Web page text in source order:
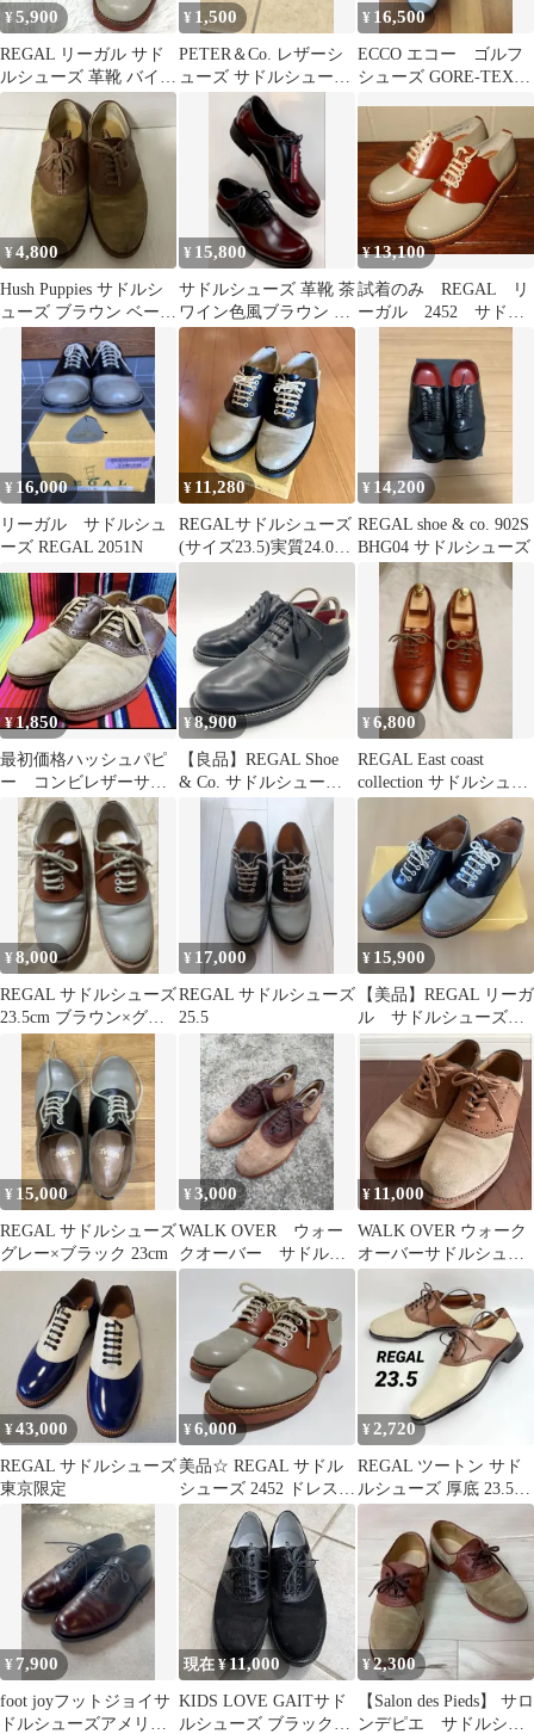
¥5,900
REGAL リーガル サド
ルシューズ 革靴 バイカ
ラー レディース
¥ 1,500
PETER＆Co. レザーシ
ューズ サドルシュー
ズ ブラック
¥ 16,500
ECCO エコー ゴルフ
シューズ GORE-TEX
¥4,800
Hush Puppies サドルシ
ューズ ブラウン ベージ
¥ 15,800
サドルシューズ 革靴 茶
ワイン色風ブラウン メ
ンズ 紳士 サドル 新品
¥13,100
試着のみ REGAL リ
ーガル 2452 サドル
シューズ 21.5㎝ 革
¥ 16,000
リーガル サドルシュ
ーズ REGAL 2051N
¥ 11,280
REGALサドルシューズ
(サイズ23.5)実質24.0く
らいメンズ レディース
¥ 14,200
REGAL shoe & co. 902S
BHG04 サドルシューズ
¥1,850
最初価格ハッシュパピ
ー コンビレザーサド
ルシューズ 24.５ 使用
の少ない保管品
¥8,900
【良品】REGAL Shoe
& Co. サドルシューズ
レザー 黒 24.5
¥6,800
REGAL East coast
collection サドルシュー
ズ 24.5
¥8,000
REGAL サドルシューズ
23.5cm ブラウン×グレ
¥ 17,000
REGAL サドルシューズ
25.5
¥ 15,900
【美品】REGAL リーガ
ル サドルシューズ
グレー ブラック
24.5cm
¥ 15,000
REGAL サドルシューズ
グレー×ブラック 23cm
¥3,000
WALK OVER ウォー
クオーバー サドルシ
ューズ
¥ 11,000
WALK OVER ウォーク
オーバーサドルシュー
ズ ヴィンテージ USA製
¥43,000
REGAL サドルシューズ
東京限定
¥6,000
美品☆ REGAL サドル
シューズ 2452 ドレスシ
ューズ レザー 22cm
¥2,720
REGAL ツートン サド
ルシューズ 厚底 23.5
Y2K
¥ 7,900
foot joyフットジョイサ
ドルシューズアメリカ
現在 ¥11,000
KIDS LOVE GAITサド
ルシューズ ブラック
¥2,300
【Salon des Pieds】 サロ
ンデピエ サドルシュ